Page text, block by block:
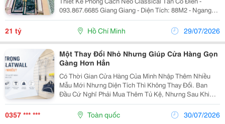
093.867.6685 Giang Giang - Diện Tích: 88M2 - Ngang
11M * 9M. - Kết Cấu: 5 Tầng - 6Pn. - Cách Mặt Tiền Chỉ
30M - Phù Hợp Ở Khai Thác Chdv Hoặc...
21 tỷ Hồ Chí Minh 29/07/2026
Một Thay Đổi Nhỏ Nhưng Giúp Cửa Hàng Gọn
Gàng Hơn Hẳn
Có Thời Gian Cửa Hàng Của Mình Nhập Thêm Nhiều
Mẫu Mới Nhưng Diện Tích Thì Không Thay Đổi. Ban
Đầu Cứ Nghĩ Phải Mua Thêm Tủ Kệ, Nhưng Sau Khi
Sắp Xếp Lại Hệ Thống Trưng Bày Thì Lại Không Cần.
Việc Thay Các Loại Giá Treo Cố Định Bằng Phụ Kiện
0357 *** *** Toàn quốc 30/07/2026